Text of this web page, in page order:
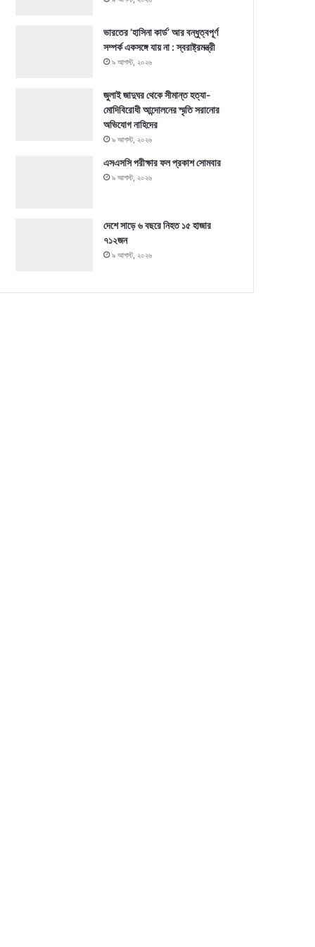
ভারতের ‘হাসিনা কার্ড’ আর বন্ধুত্বপূর্ণ
সম্পর্ক একসঙ্গে যায় না : স্বরাষ্ট্রমন্ত্রী
৯ আগস্ট, ২০২৬
জুলাই জাদুঘর থেকে সীমান্ত হত্যা-
মোদিবিরোধী আন্দোলনের স্মৃতি সরানোর
অভিযোগ নাহিদের
৯ আগস্ট, ২০২৬
এসএসসি পরীক্ষার ফল প্রকাশ সোমবার
৯ আগস্ট, ২০২৬
দেশে সাড়ে ৬ বছরে নিহত ১৫ হাজার
৭১২জন
৯ আগস্ট, ২০২৬